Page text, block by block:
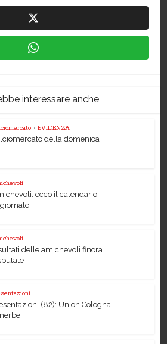
interessare anche
• EVIDENZA
della domenica
ecco il calendario
delle amichevoli finora
(82): Union Cologna –